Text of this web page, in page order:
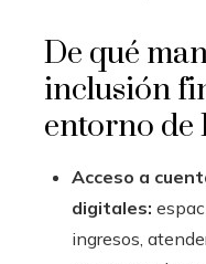
De qué
inclusión
entorno de
Acceso a
digitales:
ingresos,